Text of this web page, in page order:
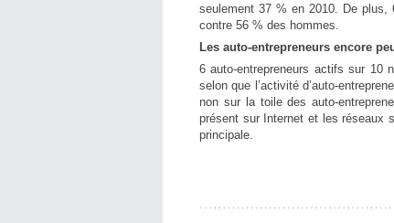
seulement 37 % en 2010. De
contre 56 % des hommes.
Les auto-entrepreneurs encore
6 auto-entrepreneurs actifs sur 10
selon que l’activité d’auto-
non sur la toile des auto-
présent sur Internet et les réseaux
principale.